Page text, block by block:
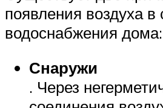
появления воздуха в
водоснабжения дома:
Снаружи
. Через